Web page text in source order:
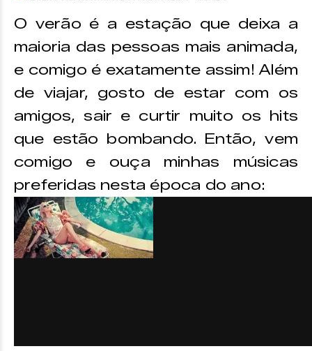
O verão é a estação que deixa a
maioria das pessoas mais animada,
e comigo é exatamente assim! Além
de viajar, gosto de estar com os
amigos, sair e curtir muito os hits
que estão bombando. Então, vem
comigo e ouça minhas músicas
preferidas nesta época do ano: